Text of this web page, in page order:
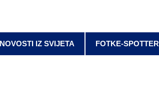
NOVOSTI IZ SVIJETA FOTKE-SPOTTERI